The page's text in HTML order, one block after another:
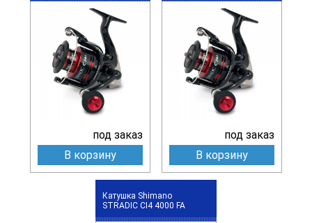
под заказ
В корзину
под заказ
В корзину
Катушка Shimano
STRADIC CI4 4000 FA